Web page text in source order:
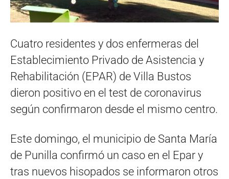
Cuatro residentes y dos enfermeras del
Establecimiento Privado de Asistencia y
Rehabilitación (EPAR) de Villa Bustos
dieron positivo en el test de coronavirus
según confirmaron desde el mismo centro.
Este domingo, el municipio de Santa María
de Punilla confirmó un caso en el Epar y
tras nuevos hisopados se informaron otros